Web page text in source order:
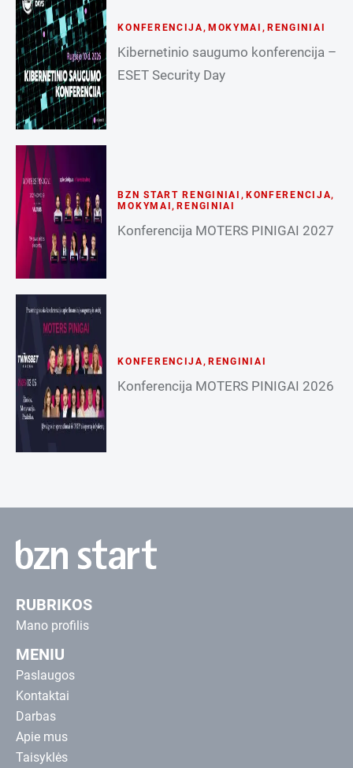
KONFERENCIJA , MOKYMAI , RENGINIAI
Kibernetinio saugumo konferencija –
ESET Security Day
BZN START RENGINIAI , KONFERENCIJA,
MOKYMAI ,RENGINIAI
Konferencija MOTERS PINIGAI 2027
KONFERENCIJA, RENGINIAI
Konferencija MOTERS PINIGAI 2026
RUBRIKOS
Mano profilis
MENIU
Paslaugos
Kontaktai
Darbas
Apie mus
Taisyklės